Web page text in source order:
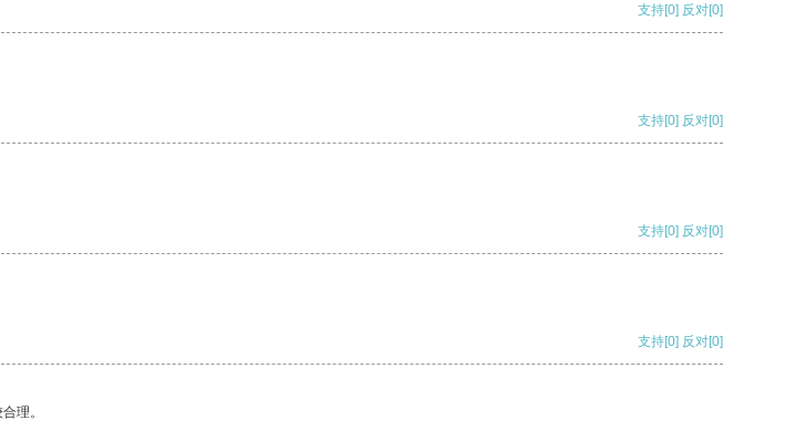
支持[0] 反对[0]
支持[0] 反对[0]
支持[0] 反对[0]
支持[0] 反对[0]
理。